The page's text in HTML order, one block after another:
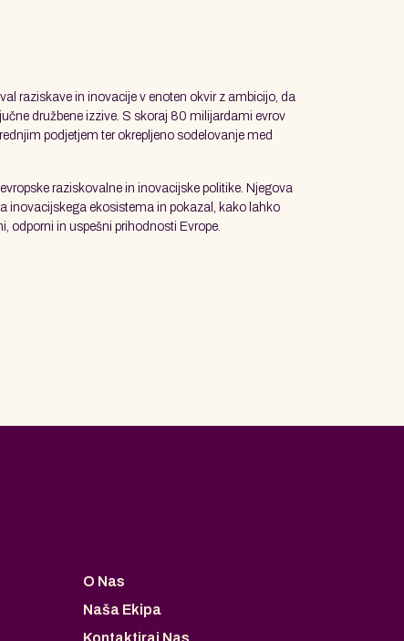
raziskave in inovacije v enoten okvir z ambicijo, da
družbene izzive. S skoraj 80 milijardami evrov
podjetjem ter okrepljeno sodelovanje med
raziskovalne in inovacijske politike. Njegova
inovacijskega ekosistema in pokazal, kako lahko
odporni in uspešni prihodnosti Evrope.
O Nas
Naša Ekipa
Kontaktiraj Nas